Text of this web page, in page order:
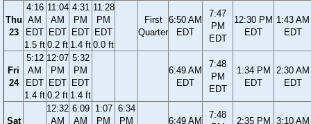
Thu
23
4:16
AM
EDT
1.5 ft
11:04
AM
EDT
0.2 ft
4:31
PM
EDT
1.4 ft
11:28
PM
EDT
0.0 ft
First
Quarter
6:50 AM
EDT
7:47
PM
EDT
12:30 PM
EDT
1:43 AM
EDT
Fri
24
5:12
AM
EDT
1.4 ft
12:07
PM
EDT
0.2 ft
5:32
PM
EDT
1.4 ft
6:49 AM
EDT
7:48
PM
EDT
1:34 PM
EDT
2:30 AM
EDT
Sat
12:32
AM
6:09
AM
1:07
PM
6:34
PM
6:49 AM
7:48
2:35 PM 3:10 AM